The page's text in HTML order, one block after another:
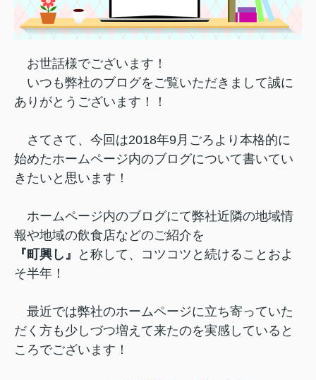
お世話様でございます！
いつも弊社のブログをご覧いただきまして誠に
ありがとうございます！！
さてさて、今回は2018年9月ごろより本格的に
始めたホームページ内のブログについて書いてい
きたいと思います！
ホームページ内のブログにて弊社近隣の地域情
報や地域の飲食店などのご紹介を
『町興し』
と称して、コツコツと続けることおよ
そ半年！
最近では弊社のホームページに立ち寄っていた
だく方も少しづつ増えて来たのを実感していると
ころでございます！